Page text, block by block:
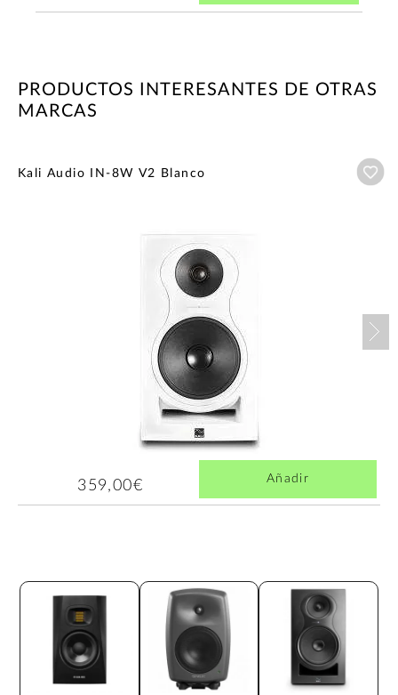
PRODUCTOS INTERESANTES DE OTRAS
MARCAS
Kali Audio IN-8W V2 Blanco
359,00€ Añadir